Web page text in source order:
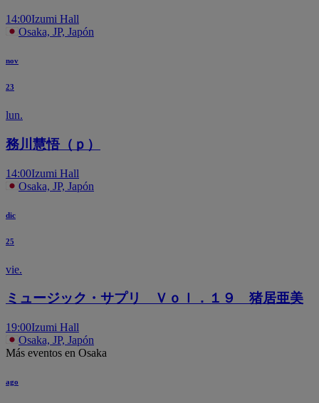
14:00Izumi Hall
Osaka, JP, Japón
nov
23
lun.
務川慧悟（ｐ）
14:00Izumi Hall
Osaka, JP, Japón
dic
25
vie.
ミュージック・サプリ Ｖｏｌ．１９ 猪居亜美
19:00Izumi Hall
Osaka, JP, Japón
Más eventos en Osaka
ago